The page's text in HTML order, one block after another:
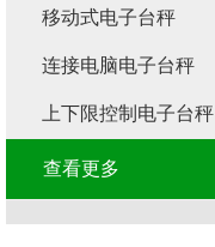
移动式电子台秤
连接电脑电子台秤
上下限控制电子台秤
查看更多